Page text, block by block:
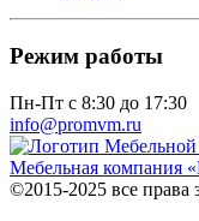
Режим работы
Пн-Пт с 8:30 до 17:30
info@promvm.ru
Мебельная компания
©2015-2025 все